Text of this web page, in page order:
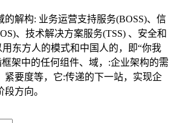
解构: 业务运营支持服务(BOSS)、信
、技术解决方案服务(TSS) 、安全和
东方人的模式和中国人的，即“你我
架中的任何组件、域，:企业架构的需
紧要度等，它:传递的下一站，实现企
方向。